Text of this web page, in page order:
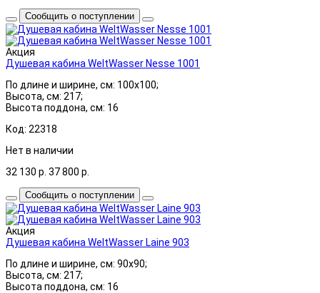
Сообщить о поступлении
Акция
Душевая кабина WeltWasser Nesse 1001
По длине и ширине, см: 100x100;
Высота, см: 217;
Высота поддона, см: 16
Код: 22318
Нет в наличии
32 130 р. 37 800 р.
Сообщить о поступлении
Акция
Душевая кабина WeltWasser Laine 903
По длине и ширине, см: 90x90;
Высота, см: 217;
Высота поддона, см: 16